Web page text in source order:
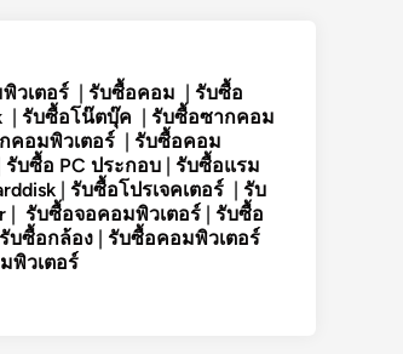
วเตอร์ | รับซื้อคอม | รับซื้อ
| รับซื้อโน๊ตบุ๊ค | รับซื้อซากคอม
คอมพิวเตอร์ | รับซื้อคอม
รับซื้อ PC ประกอบ | รับซื้อแรม
| รับซื้อโปรเจคเตอร์ | รับ
| รับซื้อจอคอมพิวเตอร์ | รับซื้อ
รับซื้อกล้อง | รับซื้อคอมพิวเตอร์
พิวเตอร์